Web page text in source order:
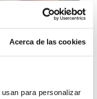
Acerca de las cookies
para personalizar
s'endarrereix amb un